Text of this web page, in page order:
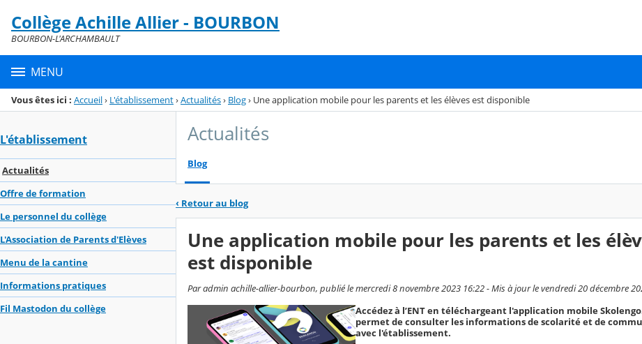
Menu de la rubrique
Contenu
Collège Achille Allier - BOURBON
BOURBON-L'ARCHAMBAULT
MENU
Vous êtes ici : Accueil› L'établissement›Actualités› Blog› Une application mobile pour les parents et les élèves est disponible
L'établissement
Actualités
Offre de formation
Le personnel du collège
L'Association de Parents d'Elèves
Menu de la cantine
Informations pratiques
Fil Mastodon du collège
Actualités
Blog
‹ Retour au blog
Une application mobile pour les parents et les
est disponible
Par admin achille-allier-bourbon, publié le mercredi 8 novembre 2023 16:22 - Mis à jour le vendredi 20 décembre
Accédez à l’ENT en téléchargeant l'application mobile
permet de consulter les informations de scolarité et de
avec l'établissement.